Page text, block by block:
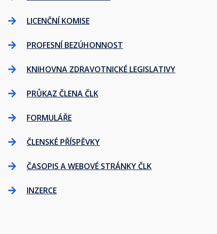
LICENČNÍ KOMISE
PROFESNÍ BEZÚHONNOST
KNIHOVNA ZDRAVOTNICKÉ LEGISLATIVY
PRŮKAZ ČLENA ČLK
FORMULÁŘE
ČLENSKÉ PŘÍSPĚVKY
ČASOPIS A WEBOVÉ STRÁNKY ČLK
INZERCE